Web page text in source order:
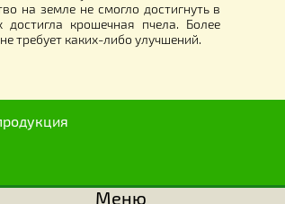
мед, был поражен мастерством,
создают конструкции шестигранных
Это равносторонний треугольник,